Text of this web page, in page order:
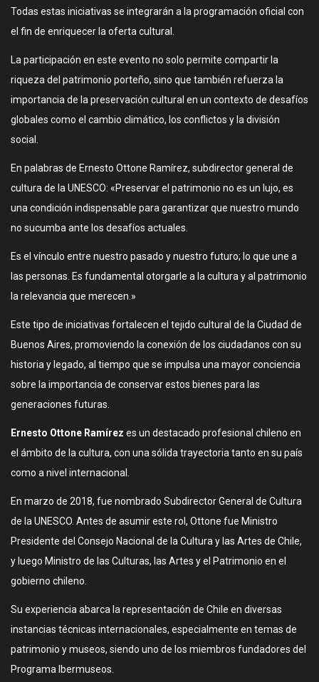
Todas estas iniciativas se integrarán a la programación oficial con
el fin de enriquecer la oferta cultural.
La participación en este evento no solo permite compartir la
riqueza del patrimonio porteño, sino que también refuerza la
importancia de la preservación cultural en un contexto de desafíos
globales como el cambio climático, los conflictos y la división
social.
En palabras de Ernesto Ottone Ramírez, subdirector general de
cultura de la UNESCO: «Preservar el patrimonio no es un lujo, es
una condición indispensable para garantizar que nuestro mundo
no sucumba ante los desafíos actuales.
Es el vínculo entre nuestro pasado y nuestro futuro; lo que une a
las personas. Es fundamental otorgarle a la cultura y al patrimonio
la relevancia que merecen.»
Este tipo de iniciativas fortalecen el tejido cultural de la Ciudad de
Buenos Aires, promoviendo la conexión de los ciudadanos con su
historia y legado, al tiempo que se impulsa una mayor conciencia
sobre la importancia de conservar estos bienes para las
generaciones futuras.
Ernesto Ottone Ramírez es un destacado profesional chileno en
el ámbito de la cultura, con una sólida trayectoria tanto en su país
como a nivel internacional.
En marzo de 2018, fue nombrado Subdirector General de Cultura
de la UNESCO. Antes de asumir este rol, Ottone fue Ministro
Presidente del Consejo Nacional de la Cultura y las Artes de Chile,
y luego Ministro de las Culturas, las Artes y el Patrimonio en el
gobierno chileno.
Su experiencia abarca la representación de Chile en diversas
instancias técnicas internacionales, especialmente en temas de
patrimonio y museos, siendo uno de los miembros fundadores del
Programa Ibermuseos.